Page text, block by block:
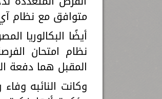
متوافق مع نظام
أيضًا البكالوريا
نظام امتحان
المقبل هما دفعة
وكانت النائبه